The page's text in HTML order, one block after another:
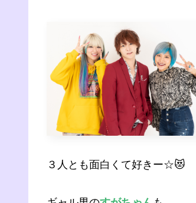
３人とも面白くて好きー☆😻